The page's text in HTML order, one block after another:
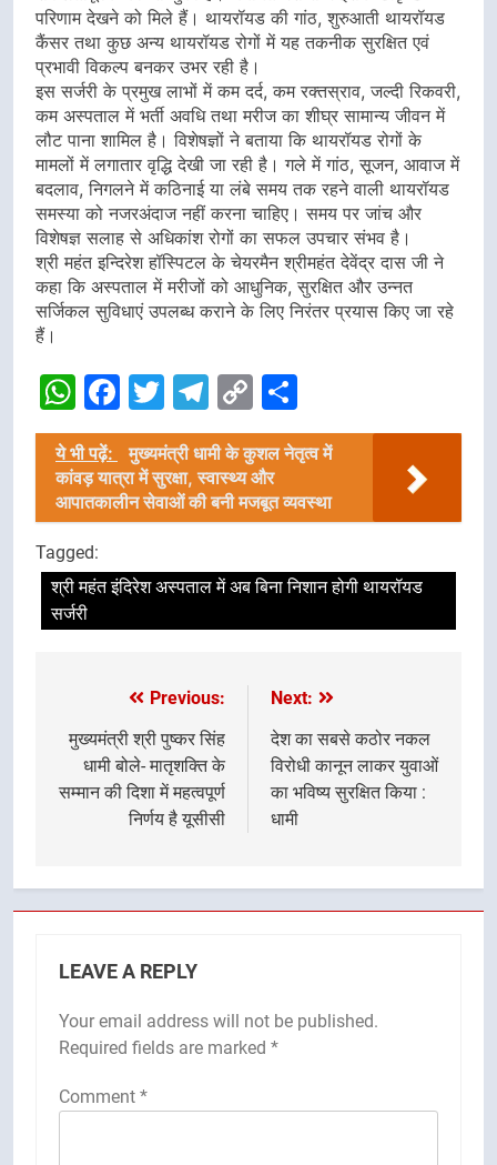
परिणाम देखने को मिले हैं। थायरॉयड की गांठ, शुरुआती थायरॉयड
कैंसर तथा कुछ अन्य थायरॉयड रोगों में यह तकनीक सुरक्षित एवं
प्रभावी विकल्प बनकर उभर रही है।
इस सर्जरी के प्रमुख लाभों में कम दर्द, कम रक्तस्राव, जल्दी रिकवरी,
कम अस्पताल में भर्ती अवधि तथा मरीज का शीघ्र सामान्य जीवन में
लौट पाना शामिल है। विशेषज्ञों ने बताया कि थायरॉयड रोगों के
मामलों में लगातार वृद्धि देखी जा रही है। गले में गांठ, सूजन, आवाज में
बदलाव, निगलने में कठिनाई या लंबे समय तक रहने वाली थायरॉयड
समस्या को नजरअंदाज नहीं करना चाहिए। समय पर जांच और
विशेषज्ञ सलाह से अधिकांश रोगों का सफल उपचार संभव है।
श्री महंत इन्दिरेश हॉस्पिटल के चेयरमैन श्रीमहंत देवेंद्र दास जी ने
कहा कि अस्पताल में मरीजों को आधुनिक, सुरक्षित और उन्नत
सर्जिकल सुविधाएं उपलब्ध कराने के लिए निरंतर प्रयास किए जा रहे
हैं।
WhatsApp
Facebook
Twitter
Telegram
Copy
Link
ये भी पढ़ें:
मुख्यमंत्री धामी के कुशल नेतृत्व में
कांवड़ यात्रा में सुरक्षा, स्वास्थ्य और
आपातकालीन सेवाओं की बनी मजबूत व्यवस्था
Tagged:
श्री महंत इंदिरेश अस्पताल में अब बिना निशान होगी थायरॉयड
सर्जरी
navigation
Previous:
मुख्यमंत्री श्री पुष्कर सिंह
धामी बोले- मातृशक्ति के
सम्मान की दिशा में महत्वपूर्ण
निर्णय है यूसीसी
Next:
देश का सबसे कठोर नकल
विरोधी कानून लाकर युवाओं
का भविष्य सुरक्षित किया :
धामी
LEAVE A REPLY
Your email address will not be published.
Required fields are marked *
Comment *